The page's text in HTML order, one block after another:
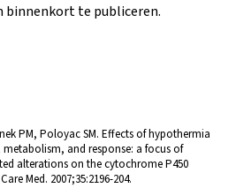
te publiceren.
PM, Poloyac SM. Effects of hypothermia
and response: a focus of
alterations on the cytochrome P450
Med. 2007;35:2196-204.